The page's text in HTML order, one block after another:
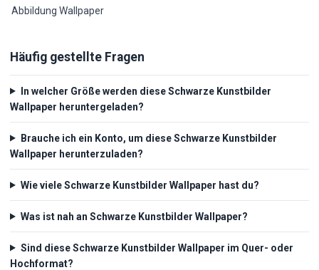
Abbildung Wallpaper
Häufig gestellte Fragen
In welcher Größe werden diese Schwarze Kunstbilder
Wallpaper heruntergeladen?
Brauche ich ein Konto, um diese Schwarze Kunstbilder
Wallpaper herunterzuladen?
Wie viele Schwarze Kunstbilder Wallpaper hast du?
Was ist nah an Schwarze Kunstbilder Wallpaper?
Sind diese Schwarze Kunstbilder Wallpaper im Quer- oder
Hochformat?